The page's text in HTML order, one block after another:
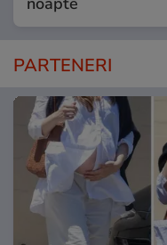
PARTENERI